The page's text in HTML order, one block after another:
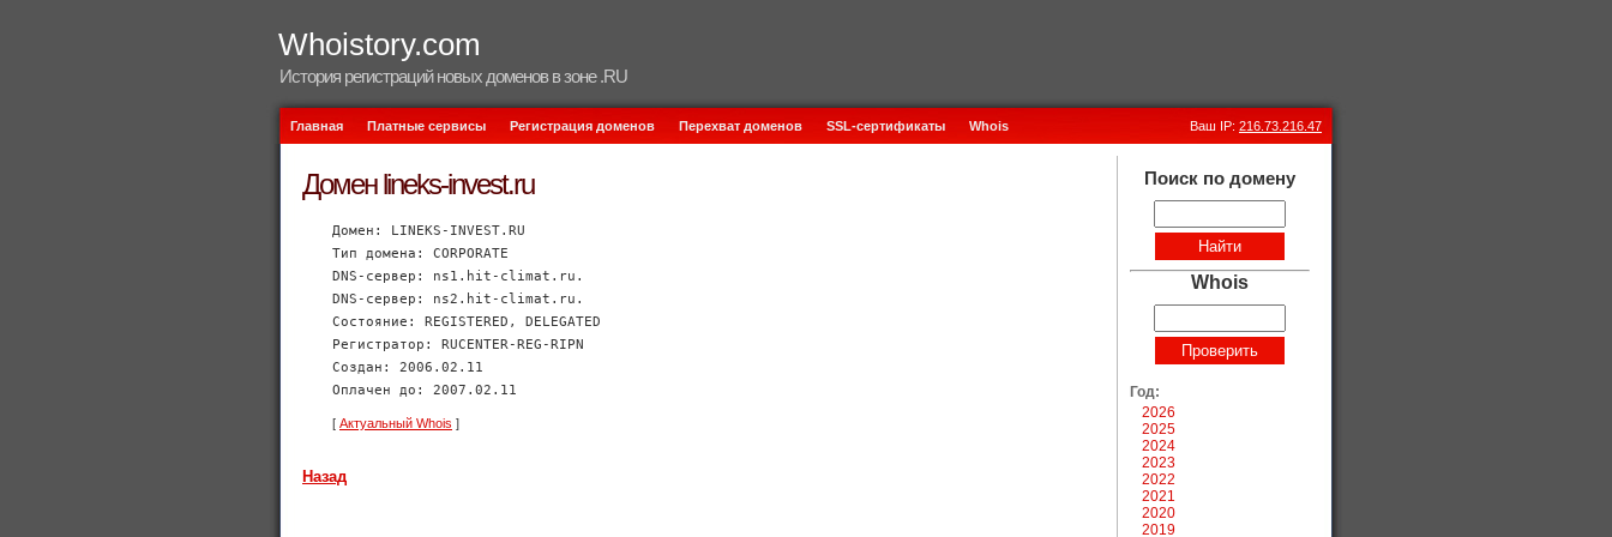
Whoistory.com
История регистраций новых доменов в зоне .RU
Главная Платные сервисы Регистрация доменов Перехват доменов SSL-сертификаты Whois Ваш IP: 216.73.216.47
Домен lineks-invest.ru
Домен: LINEKS-INVEST.RU
Тип домена: CORPORATE
DNS-сервер: ns1.hit-climat.ru.
DNS-сервер: ns2.hit-climat.ru.
Состояние: REGISTERED, DELEGATED
Регистратор: RUCENTER-REG-RIPN
Создан: 2006.02.11
Оплачен до: 2007.02.11
[ Актуальный Whois ]
Назад
Поиск по домену
Whois
Год:
2026
2025
2024
2023
2022
2021
2020
2019